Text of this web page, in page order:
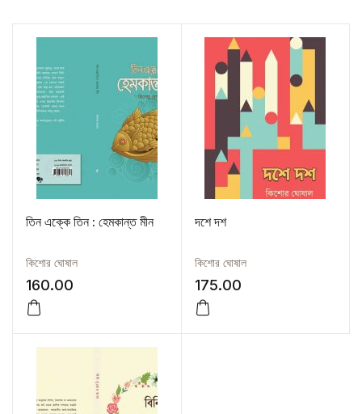
তিন এক্কে তিন : হেমকান্ত মীন
কিশোর ঘোষাল
160.00
দশে দশ
কিশোর ঘোষাল
175.00